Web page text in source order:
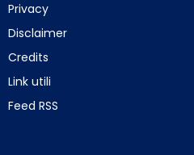
Privacy
Disclaimer
Credits
Link utili
Feed RSS